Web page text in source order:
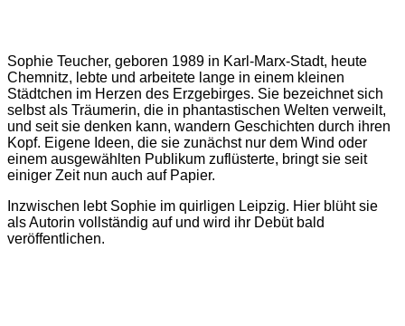
Sophie Teucher, geboren 1989 in Karl-Marx-Stadt, heute
Chemnitz, lebte und arbeitete lange in einem kleinen
Städtchen im Herzen des Erzgebirges. Sie bezeichnet sich
selbst als Träumerin, die in phantastischen Welten verweilt,
und seit sie denken kann, wandern Geschichten durch ihren
Kopf. Eigene Ideen, die sie zunächst nur dem Wind oder
einem ausgewählten Publikum zuflüsterte, bringt sie seit
einiger Zeit nun auch auf Papier.
Inzwischen lebt Sophie im quirligen Leipzig. Hier blüht sie
als Autorin vollständig auf und wird ihr Debüt bald
veröffentlichen.